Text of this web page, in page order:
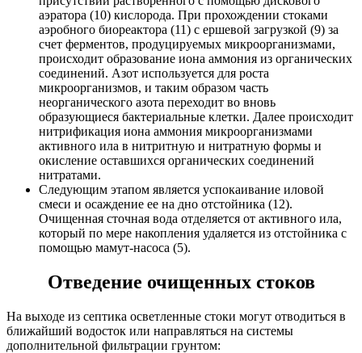
аэратора (10) кислорода. При прохождении стоками
аэробного биореактора (11) с ершевой загрузкой (9) за
счет ферментов, продуцируемых микроорганизмами,
происходит образование иона аммония из органических
соединений. Азот используется для роста
микроорганизмов, и таким образом часть
неорганического азота переходит во вновь
образующиеся бактериальные клетки. Далее происходит
нитрификация иона аммония микроорганизмами
активного ила в нитритную и нитратную формы и
окисление оставшихся органических соединений
нитратами.
Следующим этапом является успокаивание иловой
смеси и осаждение ее на дно отстойника (12).
Очищенная сточная вода отделяется от активного ила,
который по мере накопления удаляется из отстойника с
помощью мамут-насоса (5).
Отведение очищенных стоков
На выходе из септика осветленные стоки могут отводиться в
ближайший водосток или направляться на системы
дополнительной фильтрации грунтом: